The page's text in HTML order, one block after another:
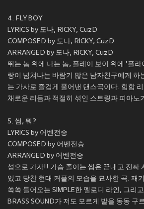
4. FLY BOY
LYRICS by 도나, RICKY, CuzD
COMPOSED by 도나, RICKY, CuzD
ARRANGED by 도나, RICKY, CuzD
뛰는 놈 위에 나는 놈, 플레이 보이 위에 '플
랑이 넘쳐나는 바람기 많은 남자친구에게 하
는 가사로 즐겁게 풀어낸 댄스곡이다. 힙합
채로운 리듬과 적절히 섞인 스트링과 피아노
5. 썸, 뭐?
LYRICS by 어벤전승
COMPOSED by 어벤전승
ARRANGED by 어벤전승
섬으로 가자!! 가슴 졸이는 썸은 끝내고 진짜
있고 당찬 현대 커플의 모습을 묘사한 곡. 재
쏙쏙 들어오는 SIMPLE한 멜로디 라인, 그리
BRASS SOUND가 저도 모르게 발을 동동 구